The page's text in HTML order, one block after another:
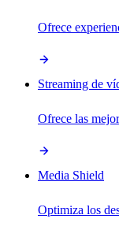
Ofrece
Streaming de
Ofrece las
Media Shield
Optimiza los